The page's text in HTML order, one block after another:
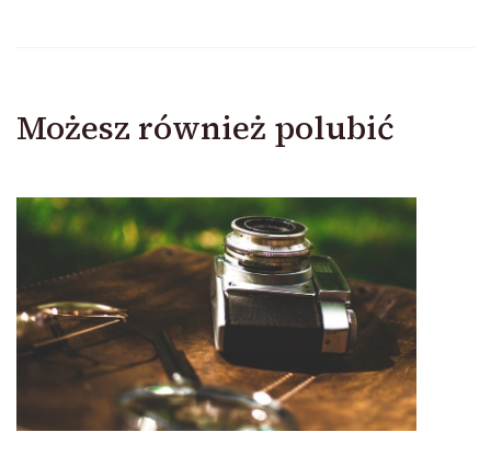
Możesz również polubić